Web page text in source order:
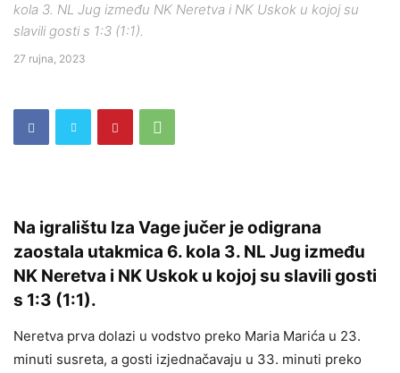
kola 3. NL Jug između NK Neretva i NK Uskok u kojoj su
slavili gosti s 1:3 (1:1).
27 rujna, 2023
Na igralištu Iza Vage jučer je odigrana
zaostala utakmica 6. kola 3. NL Jug između
NK Neretva i NK Uskok u kojoj su slavili gosti
s 1:3 (1:1).
Neretva prva dolazi u vodstvo preko Maria Marića u 23.
minuti susreta, a gosti izjednačavaju u 33. minuti preko